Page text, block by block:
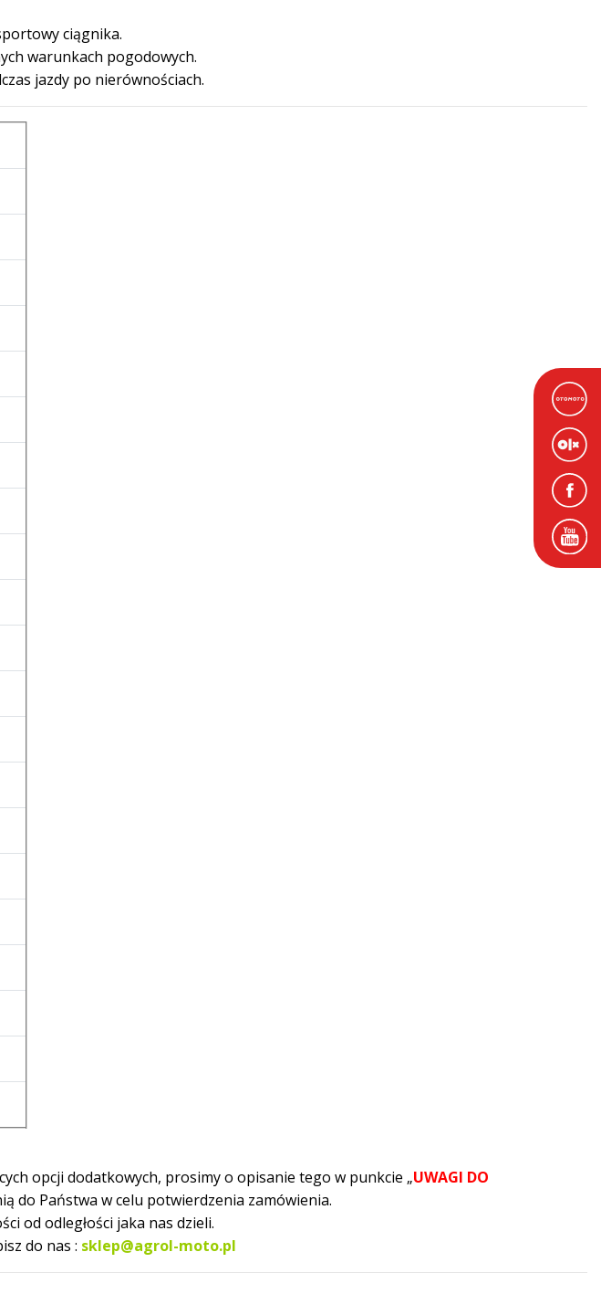
ciągnika.
warunkach pogodowych.
jazdy po nierównościach.
opcji dodatkowych, prosimy o opisanie tego w punkcie „UWAGI DO
do Państwa w celu potwierdzenia zamówienia.
od odległości jaka nas dzieli.
do nas : sklep@agrol-moto.pl